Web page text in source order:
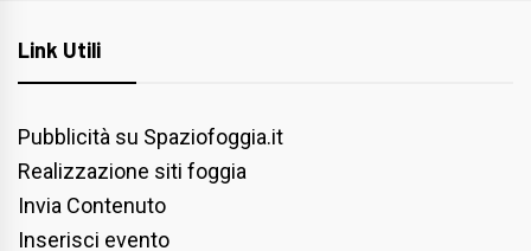
Link Utili
Pubblicità su Spaziofoggia.it
Realizzazione siti foggia
Invia Contenuto
Inserisci evento